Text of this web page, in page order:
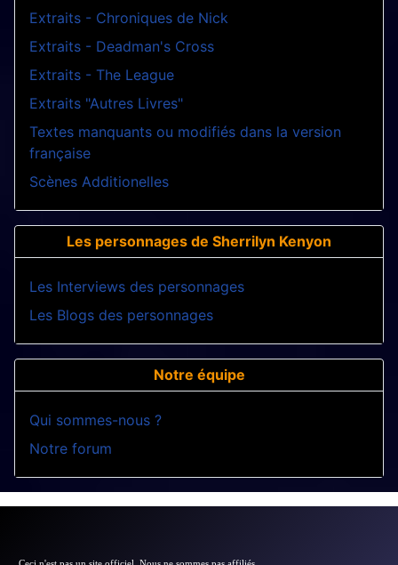
Extraits - Chroniques de Nick
Extraits - Deadman's Cross
Extraits - The League
Extraits "Autres Livres"
Textes manquants ou modifiés dans la version
française
Scènes Additionelles
Les personnages de Sherrilyn Kenyon
Les Interviews des personnages
Les Blogs des personnages
Notre équipe
Qui sommes-nous ?
Notre forum